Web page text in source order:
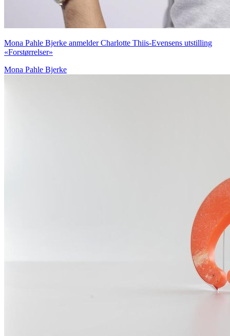
Mona Pahle Bjerke anmelder Charlotte Thiis-Evensens utstilling
«Forstørrelser»
Mona Pahle Bjerke